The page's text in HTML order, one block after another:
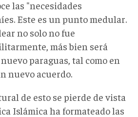
las "necesidades
Este es un punto medular.
no solo no fue
más bien será
paraguas, tal como en
nuevo acuerdo.
de esto se pierde de vista
Islámica ha formateado las